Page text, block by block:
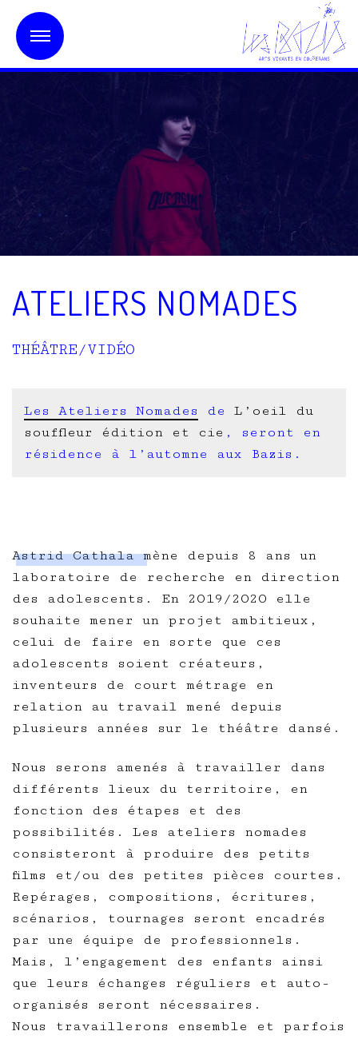
ATELIERS NOMADES
THÉÂTRE/VIDÉO
Les Ateliers Nomades de L’oeil du
souffleur édition et cie , seront en
résidence à l’automne aux Bazis.
Astrid Cathalamène depuis 8 ans un
laboratoire de recherche en direction
des adolescents. En 2O19/2O2O elle
souhaite mener un projet ambitieux,
celui de faire en sorte que ces
adolescents soient créateurs,
inventeurs de court métrage en
relation au travail mené depuis
plusieurs années sur le théâtre dansé.
Nous serons amenés à travailler dans
différents lieux du territoire, en
fonction des étapes et des
possibilités. Les ateliers nomades
consisteront à produire des petits
films et/ou des petites pièces courtes.
Repérages, compositions, écritures,
scénarios, tournages seront encadrés
par une équipe de professionnels.
Mais, l’engagement des enfants ainsi
que leurs échanges réguliers et auto-
organisés seront nécessaires.
Nous travaillerons ensemble et parfois